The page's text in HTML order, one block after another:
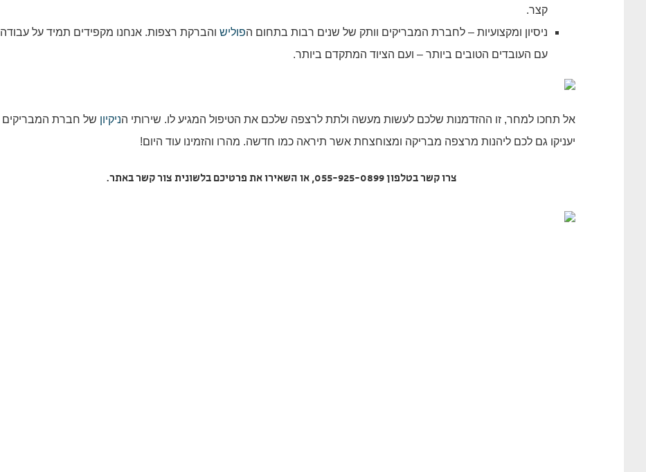
קצר.
ניסיון ומקצועיות – לחברת המבריקים וותק של שנים רבות בתחום הפוליש והברקת רצפות. אנחנו מקפידים תמיד על עבודה
עם העובדים הטובים ביותר – ועם הציוד המתקדם ביותר.
אל תחכו למחר, זו ההזדמנות שלכם לעשות מעשה ולתת לרצפה שלכם את הטיפול המגיע לו. שירותי הניקיון של חברת המבריקים
יעניקו גם לכם ליהנות מרצפה מבריקה ומצוחצחת אשר תיראה כמו חדשה. מהרו והזמינו עוד היום!
צרו קשר בטלפון 055-925-0899, או השאירו את פרטיכם בלשונית צור קשר באתר.